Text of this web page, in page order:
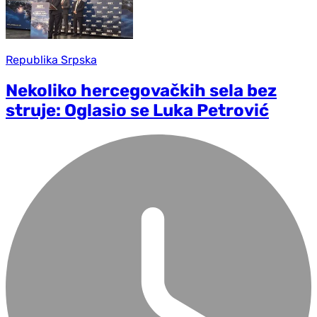
Republika Srpska
Nekoliko hercegovačkih sela bez
struje: Oglasio se Luka Petrović